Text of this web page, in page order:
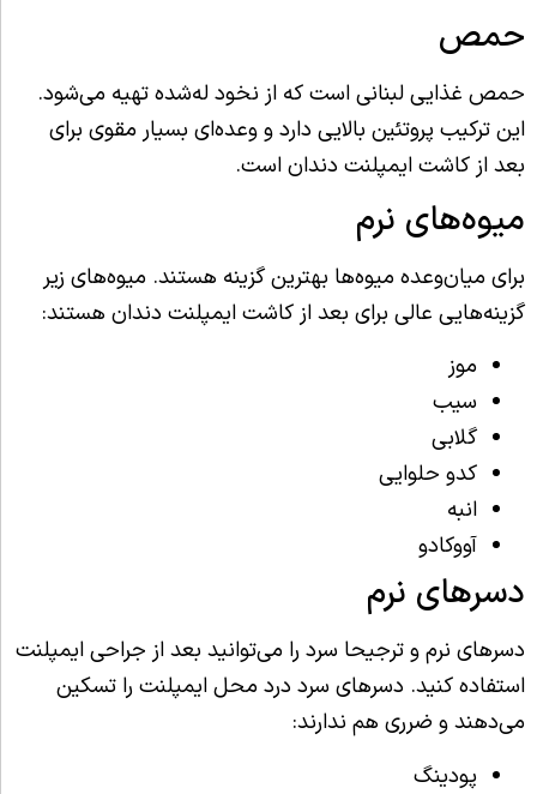
حمص
حمص غذایی لبنانی است که از نخود له‌شده تهیه می‌شود.
این ترکیب پروتئین بالایی دارد و وعده‌ای بسیار مقوی برای
بعد از کاشت ایمپلنت دندان است.
میوه‌های نرم
برای میان‌وعده میوه‌ها بهترین گزینه هستند. میوه‌های زیر
گزینه‌هایی عالی برای بعد از کاشت ایمپلنت دندان هستند:
موز
سیب
گلابی
کدو حلوایی
انبه
آووکادو
دسرهای نرم
دسرهای نرم و ترجیحا سرد را می‌توانید بعد از جراحی ایمپلنت
استفاده کنید. دسرهای سرد درد محل ایمپلنت را تسکین
می‌دهند و ضرری هم ندارند:
پودینگ